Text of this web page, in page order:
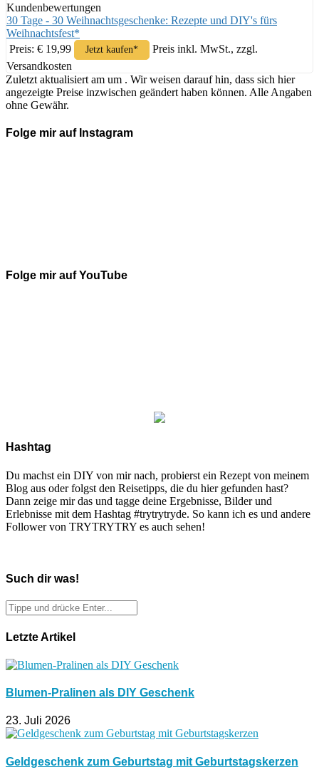
Kundenbewertungen
30 Tage - 30 Weihnachtsgeschenke: Rezepte und DIY's fürs
Weihnachtsfest*
Preis: € 19,99
Jetzt kaufen*
Preis inkl. MwSt., zzgl.
Versandkosten
Zuletzt aktualisiert am um . Wir weisen darauf hin, dass sich hier
angezeigte Preise inzwischen geändert haben können. Alle Angaben
ohne Gewähr.
Folge mir auf Instagram
Folge mir auf YouTube
Hashtag
Du machst ein DIY von mir nach, probierst ein Rezept von meinem
Blog aus oder folgst den Reisetipps, die du hier gefunden hast?
Dann zeige mir das und tagge deine Ergebnisse, Bilder und
Erlebnisse mit dem Hashtag #trytrytryde. So kann ich es und andere
Follower von TRYTRYTRY es auch sehen!
Such dir was!
Letzte Artikel
Blumen-Pralinen als DIY Geschenk
23. Juli 2026
Geldgeschenk zum Geburtstag mit Geburtstagskerzen